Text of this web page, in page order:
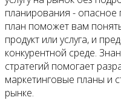
планирования - опасное
план поможет вам
продукт или услуга, и
конкурентной среде.
стратегий помогает
маркетинговые планы и
рынке.